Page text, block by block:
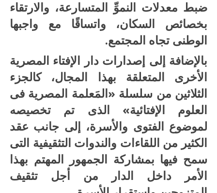
ضبط معدلات النموِّ المتسارعة، والارتقاء
بخصائص السكان، واتساقًا مع واجبها
الوطنى تجاه المجتمع.
بالإضافة إلى إصدارات دار الإفتاء المصرية
الأخرى المتعلقة بهذا المجال، كالجزء
الثلاثين من سلسلة «المَعلمة المصرية فى
العلوم الإفتائية» الذى تم تخصيصه
لموضوع الفتوى والأسرة، إلى جانب عقد
الكثير من اللقاءات والندوات التثقيفية التى
سمح فيها بمشاركة الجمهور المهتم بهذا
الأمر داخل الدار من أجل تثقيف